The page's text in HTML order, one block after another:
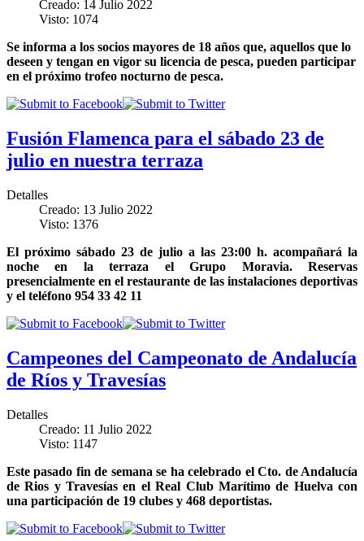
Creado: 14 Julio 2022
Visto: 1074
Se informa a los socios mayores de 18 años que, aquellos que lo
deseen y tengan en vigor su licencia de pesca, pueden participar
en el próximo trofeo nocturno de pesca.
Fusión Flamenca para el sábado 23 de
julio en nuestra terraza
Detalles
Creado: 13 Julio 2022
Visto: 1376
El próximo sábado 23 de julio a las 23:00 h. acompañará la
noche en la terraza el Grupo Moravia. Reservas
presencialmente en el restaurante de las instalaciones deportivas
y el teléfono 954 33 42 11
Campeones del Campeonato de Andalucía
de Ríos y Travesías
Detalles
Creado: 11 Julio 2022
Visto: 1147
Este pasado fin de semana se ha celebrado el Cto. de Andalucía
de Rios y Travesías en el Real Club Marítimo de Huelva con
una participación de 19 clubes y 468 deportistas.